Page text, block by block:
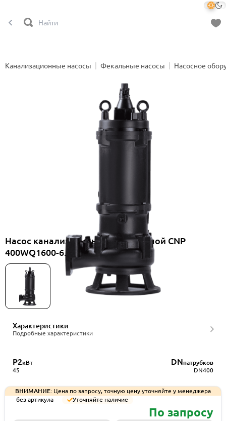
Канализационные насосы Фекальные насосы Насосное
Насос канализационный погружной CNP
400WQ1600-6.5-45-6AC(I)
Характеристики
Подробные характеристики
P2кВт
45
DNпатрубков
DN400
ВНИМАНИЕ: Цена по запросу, точную цену уточняйте у менеджера
без артикула
Уточняйте наличие
По запросу